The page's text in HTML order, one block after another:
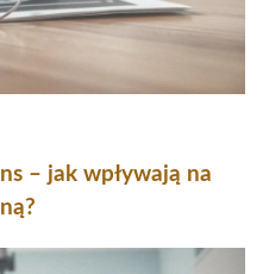
– jak wpływają na